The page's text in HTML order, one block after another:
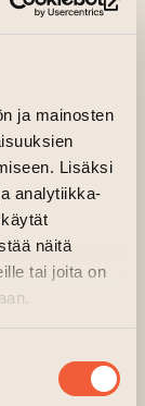
ja mainosten
Lisäksi
analytiikka-
näitä
tai joita on